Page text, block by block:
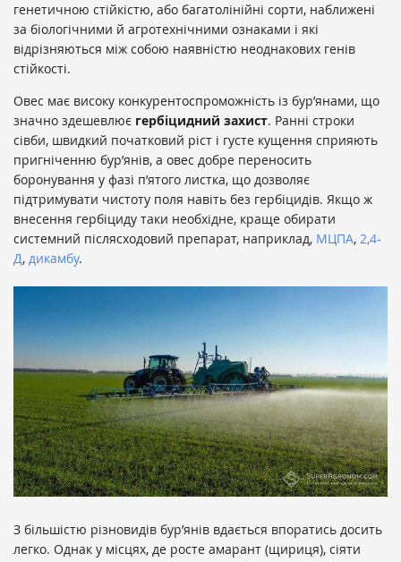
генетичною стійкістю, або багатолінійні сорти, наближені
за біологічними й агротехнічними ознаками і які
відрізняються між собою наявністю неоднакових генів
стійкості.
Овес має високу конкурентоспроможність із бур’янами, що
значно здешевлює гербіцидний захист. Ранні строки
сівби, швидкий початковий ріст і густе кущення сприяють
пригніченню бур’янів, а овес добре переносить
боронування у фазі п’ятого листка, що дозволяє
підтримувати чистоту поля навіть без гербіцидів. Якщо ж
внесення гербіциду таки необхідне, краще обирати
системний післясходовий препарат, наприклад, МЦПА, 2,4-
Д, дикамбу.
З більшістю різновидів бур’янів вдається впоратись досить
легко. Однак у місцях, де росте амарант (щириця), сіяти